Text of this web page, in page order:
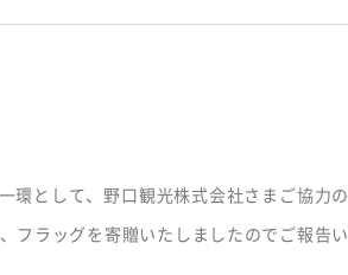
環として、野口観光株式会社さまご協力の
フラッグを寄贈いたしましたのでご報告い